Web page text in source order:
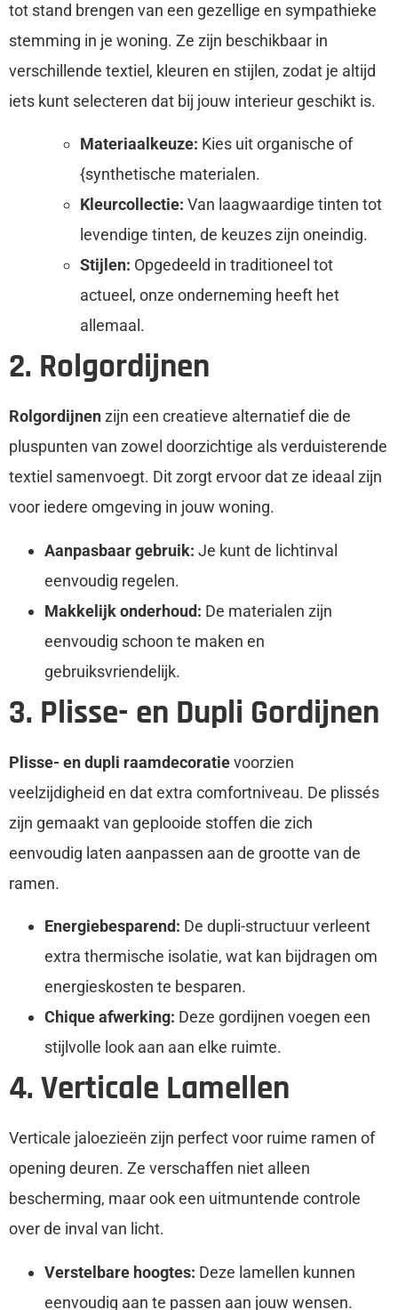
tot stand brengen van een gezellige en sympathieke
stemming in je woning. Ze zijn beschikbaar in
verschillende textiel, kleuren en stijlen, zodat je altijd
iets kunt selecteren dat bij jouw interieur geschikt is.
Materiaalkeuze: Kies uit organische of
{synthetische materialen.
Kleurcollectie: Van laagwaardige tinten tot
levendige tinten, de keuzes zijn oneindig.
Stijlen: Opgedeeld in traditioneel tot
actueel, onze onderneming heeft het
allemaal.
2. Rolgordijnen
Rolgordijnenzijn een creatieve alternatief die de
pluspunten van zowel doorzichtige als verduisterende
textiel samenvoegt. Dit zorgt ervoor dat ze ideaal zijn
voor iedere omgeving in jouw woning.
Aanpasbaar gebruik: Je kunt de lichtinval
eenvoudig regelen.
Makkelijk onderhoud: De materialen zijn
eenvoudig schoon te maken en
gebruiksvriendelijk.
3. Plisse- en Dupli Gordijnen
Plisse- en dupli raamdecoratievoorzien
veelzijdigheid en dat extra comfortniveau. De plissés
zijn gemaakt van geplooide stoffen die zich
eenvoudig laten aanpassen aan de grootte van de
ramen.
Energiebesparend: De dupli-structuur verleent
extra thermische isolatie, wat kan bijdragen om
energieskosten te besparen.
Chique afwerking: Deze gordijnen voegen een
stijlvolle look aan aan elke ruimte.
4. Verticale Lamellen
Verticale jaloezieën zijn perfect voor ruime ramen of
opening deuren. Ze verschaffen niet alleen
bescherming, maar ook een uitmuntende controle
over de inval van licht.
Verstelbare hoogtes: Deze lamellen kunnen
eenvoudig aan te passen aan jouw wensen.